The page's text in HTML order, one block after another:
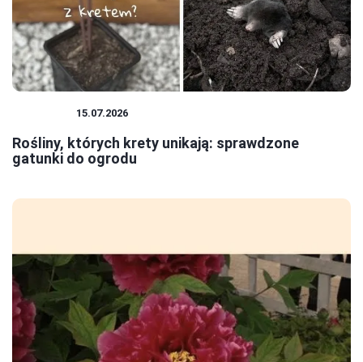
15.07.2026
Rośliny, których krety unikają: sprawdzone
gatunki do ogrodu